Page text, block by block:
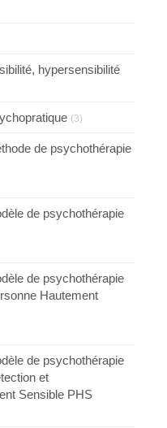
hypersensibilité
(3)
de psychothérapie
de psychothérapie
de psychothérapie
Hautement
de psychothérapie
et
Sensible PHS